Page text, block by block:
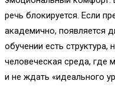
речь блокируется. Если
академично, появляется
обучении есть структура,
человеческая среда, где
и не ждать «идеального